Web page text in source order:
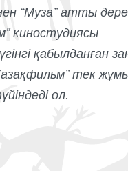
“Муза” атты
киностудиясы
қабылданған
тек
ол.